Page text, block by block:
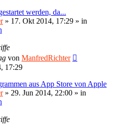
werden, da...
» 17. Okt 2014, 17:29 » in
von ManfredRichter
17:29
aus App Store von Apple
» 29. Jun 2014, 22:00 » in